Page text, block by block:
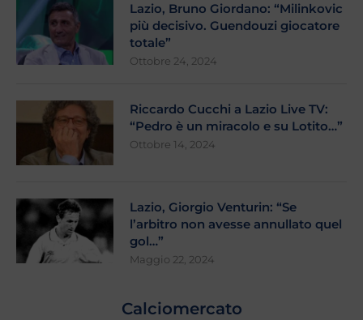
Lazio, Bruno Giordano: “Milinkovic
più decisivo. Guendouzi giocatore
totale”
Ottobre 24, 2024
Riccardo Cucchi a Lazio Live TV:
“Pedro è un miracolo e su Lotito…”
Ottobre 14, 2024
Lazio, Giorgio Venturin: “Se
l’arbitro non avesse annullato quel
gol…”
Maggio 22, 2024
Calciomercato